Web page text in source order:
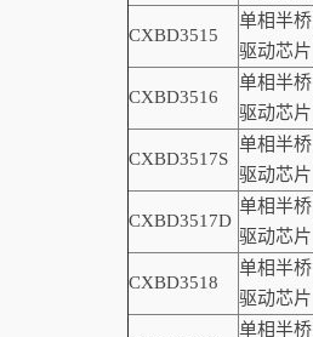
CXBD3515
单相半桥
驱动芯片
CXBD3516
单相半桥
驱动芯片
CXBD3517S
单相半桥
驱动芯片
CXBD3517D
单相半桥
驱动芯片
CXBD3518
单相半桥
驱动芯片
单相半桥